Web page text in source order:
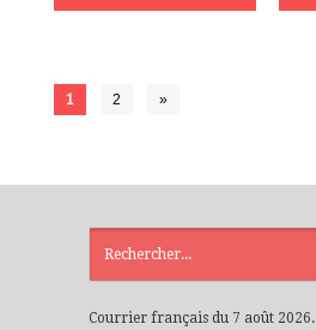
1 2 »
Courrier français du 7 août 2026.